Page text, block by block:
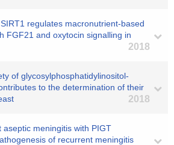
regulates macronutrient-based
FGF21 and oxytocin signalling in
2018
of glycosylphosphatidylinositol-
to the determination of their
2018
aseptic meningitis with PIGT
of recurrent meningitis